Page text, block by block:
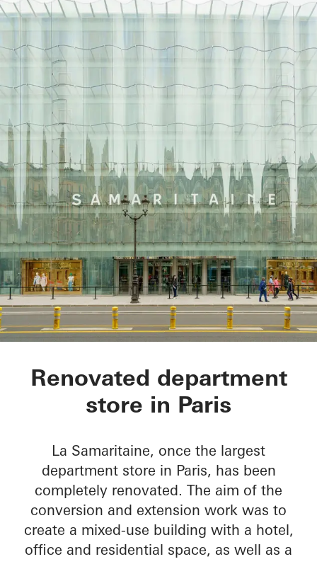
La Samaritaine
Renovated department
store in Paris
La Samaritaine, once the largest
department store in Paris, has been
completely renovated. The aim of the
conversion and extension work was to
create a mixed-use building with a hotel,
office and residential space, as well as a